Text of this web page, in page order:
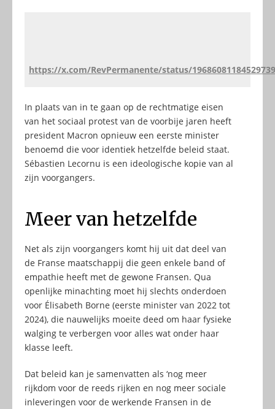
https://x.com/RevPermanente/status/
In plaats van in te gaan op de rechtmatige eisen
van het sociaal protest van de voorbije jaren heeft
president Macron opnieuw een eerste minister
benoemd die voor identiek hetzelfde beleid staat.
Sébastien Lecornu is een ideologische kopie van al
zijn voorgangers.
Meer van hetzelfde
Net als zijn voorgangers komt hij uit dat deel van
de Franse maatschappij die geen enkele band of
empathie heeft met de gewone Fransen. Qua
openlijke minachting moet hij slechts onderdoen
voor Élisabeth Borne (eerste minister van 2022 tot
2024), die nauwelijks moeite deed om haar fysieke
walging te verbergen voor alles wat onder haar
klasse leeft.
Dat beleid kan je samenvatten als ‘nog meer
rijkdom voor de reeds rijken en nog meer sociale
inleveringen voor de werkende Fransen in de